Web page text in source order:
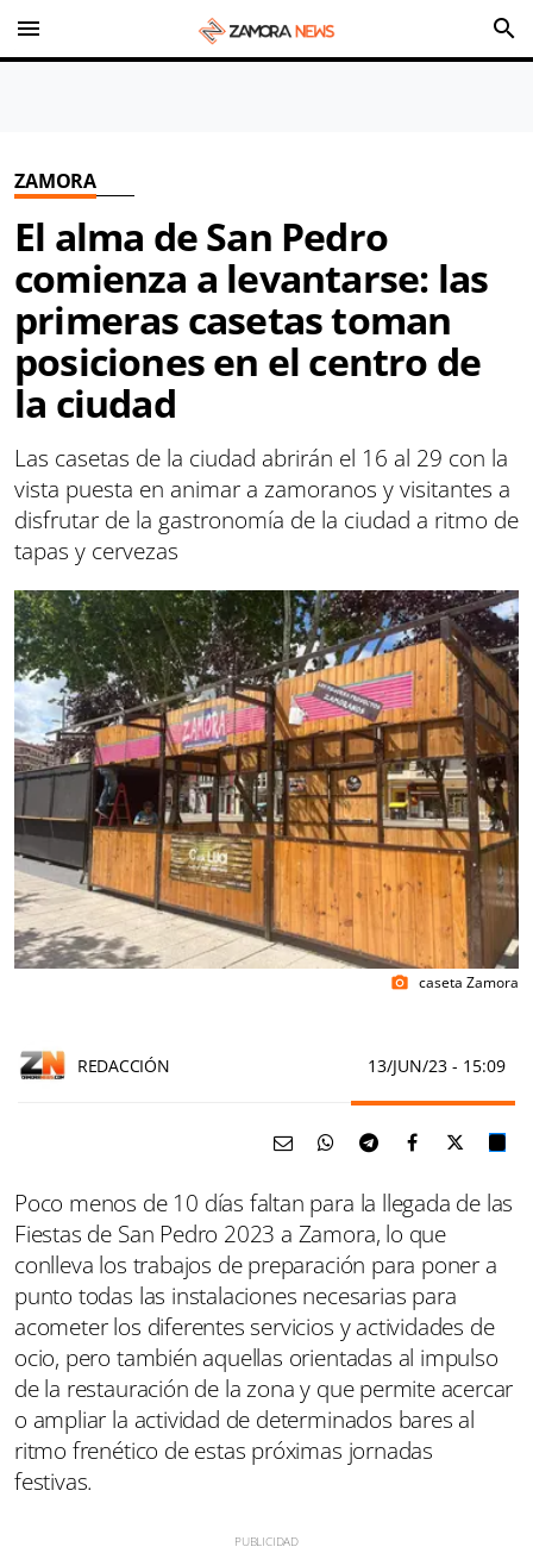
menu search
ZAMORA
El alma de San Pedro
comienza a levantarse: las
primeras casetas toman
posiciones en el centro de
la ciudad
Las casetas de la ciudad abrirán el 16 al 29 con la
vista puesta en animar a zamoranos y visitantes a
disfrutar de la gastronomía de la ciudad a ritmo de
tapas y cervezas
photo_camera caseta Zamora
REDACCIÓN 13/JUN/23 - 15:09
Poco menos de 10 días faltan para la llegada de las
Fiestas de San Pedro 2023 a Zamora, lo que
conlleva los trabajos de preparación para poner a
punto todas las instalaciones necesarias para
acometer los diferentes servicios y actividades de
ocio, pero también aquellas orientadas al impulso
de la restauración de la zona y que permite acercar
o ampliar la actividad de determinados bares al
ritmo frenético de estas próximas jornadas
festivas.